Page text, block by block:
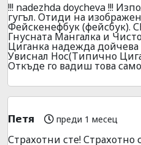
!!! nadezhda doycheva !!!
гугъл. Отиди на
Фейскенефбук (фейсбук).
Гнусната Мангалка и
Циганка надежда дойчева
Увиснал Нос(Типично
Откъде го вадиш това
Петя преди 1 месец
Страхотни сте! Страхотно